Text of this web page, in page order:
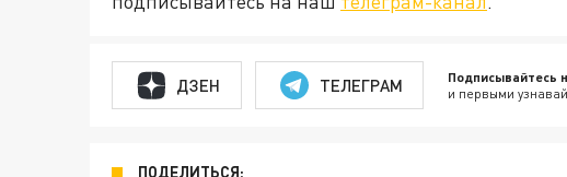
ДЗЕН ТЕЛЕГРАМ Подписывайтесь
и первыми
ПОДЕЛИТЬСЯ: